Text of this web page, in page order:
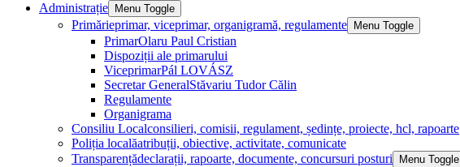
Administrație
Menu Toggle
Primărieprimar, viceprimar, organigramă, regulamente Menu Toggle
PrimarOlaru Paul Cristian
Dispoziții ale primarului
ViceprimarPál LOVÁSZ
Secretar GeneralStăvariu Tudor Călin
Regulamente
Organigrama
Consiliu Localconsilieri, comisii, regulament, ședințe, proiecte, hcl, rapoarte
Poliția localăatribuții, obiective, activitate, comunicate
Transparențădeclarații, rapoarte, documente, concursuri posturi Menu Toggle